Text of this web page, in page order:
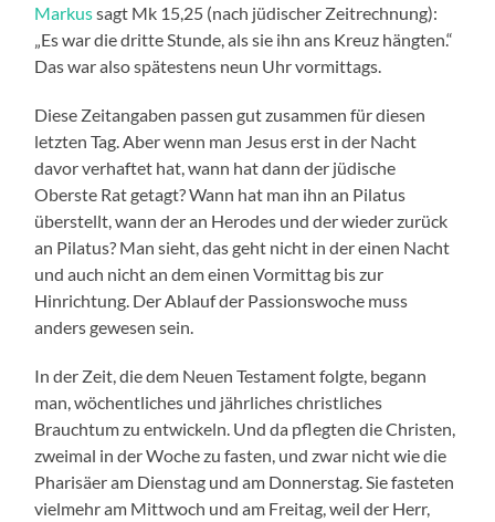
Markussagt Mk 15,25 (nach jüdischer Zeitrechnung):
„Es war die dritte Stunde, als sie ihn ans Kreuz hängten.“
Das war also spätestens neun Uhr vormittags.
Diese Zeitangaben passen gut zusammen für diesen
letzten Tag. Aber wenn man Jesus erst in der Nacht
davor verhaftet hat, wann hat dann der jüdische
Oberste Rat getagt? Wann hat man ihn an Pilatus
überstellt, wann der an Herodes und der wieder zurück
an Pilatus? Man sieht, das geht nicht in der einen Nacht
und auch nicht an dem einen Vormittag bis zur
Hinrichtung. Der Ablauf der Passionswoche muss
anders gewesen sein.
In der Zeit, die dem Neuen Testament folgte, begann
man, wöchentliches und jährliches christliches
Brauchtum zu entwickeln. Und da pflegten die Christen,
zweimal in der Woche zu fasten, und zwar nicht wie die
Pharisäer am Dienstag und am Donnerstag. Sie fasteten
vielmehr am Mittwoch und am Freitag, weil der Herr,